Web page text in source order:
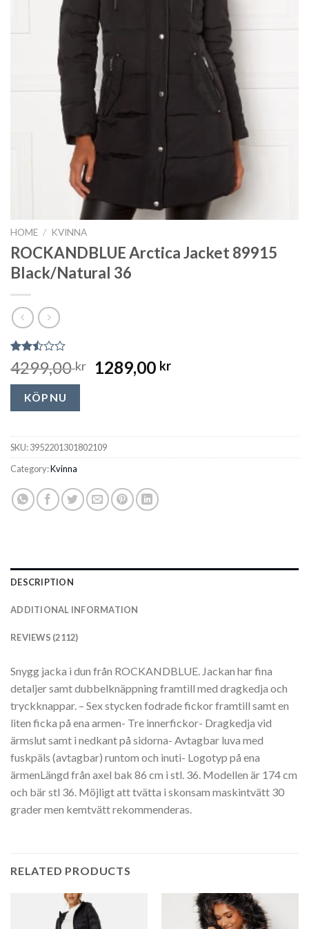
HOME / KVINNA
ROCKANDBLUE Arctica Jacket 89915
Black/Natural 36
Rated
2.49
out
of 5
2112
ratings
4299,00kr 1289,00 kr
KÖP NU
SKU:3952201301802109
Category:Kvinna
DESCRIPTION
ADDITIONAL INFORMATION
REVIEWS (2112)
Snygg jacka i dun från ROCKANDBLUE. Jackan har fina
detaljer samt dubbelknäppning framtill med dragkedja och
tryckknappar. – Sex stycken fodrade fickor framtill samt en
liten ficka på ena armen- Tre innerfickor- Dragkedja vid
ärmslut samt i nedkant på sidorna- Avtagbar luva med
fuskpäls (avtagbar) runtom och inuti- Logotyp på ena
ärmenLängd från axel bak 86 cm i stl. 36. Modellen är 174 cm
och bär stl 36. Möjligt att tvätta i skonsam maskintvätt 30
grader men kemtvätt rekommenderas.
RELATED PRODUCTS